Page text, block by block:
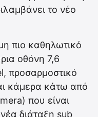
το νέο
πιο καθηλωτικό
οθόνη 7,6
προσαρμοστικό
κάμερα κάτω από
που είναι
νέα διάταξη sub